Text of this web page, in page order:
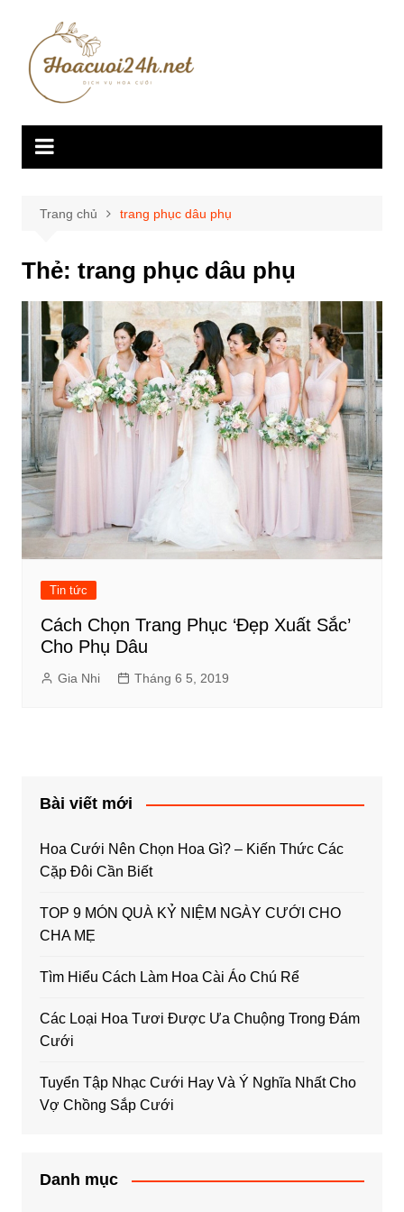
phần
Trang chủ trang phục dâu phụ
Thẻ: trang phục dâu phụ
Tin tức
Cách Chọn Trang Phục ‘Đẹp Xuất Sắc’
Cho Phụ Dâu
Gia Nhi Tháng 6 5, 2019
Bài viết mới
Hoa Cưới Nên Chọn Hoa Gì? – Kiến Thức Các
Cặp Đôi Cần Biết
TOP 9 MÓN QUÀ KỶ NIỆM NGÀY CƯỚI CHO
CHA MẸ
Tìm Hiểu Cách Làm Hoa Cài Áo Chú Rể
Các Loại Hoa Tươi Được Ưa Chuộng Trong Đám
Cưới
Tuyển Tập Nhạc Cưới Hay Và Ý Nghĩa Nhất Cho
Vợ Chồng Sắp Cưới
Danh mục